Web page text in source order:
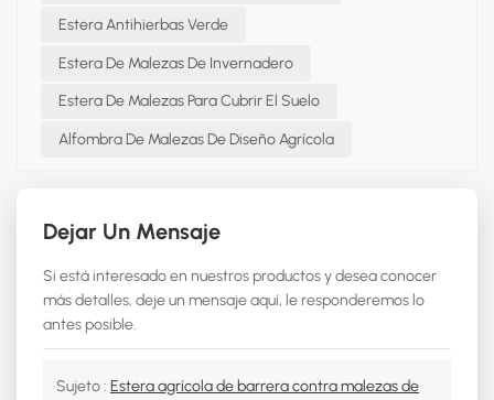
Estera Antihierbas Verde
Estera De Malezas De Invernadero
Estera De Malezas Para Cubrir El Suelo
Alfombra De Malezas De Diseño Agrícola
Dejar Un Mensaje
Si está interesado en nuestros productos y desea conocer
más detalles, deje un mensaje aquí, le responderemos lo
antes posible.
Sujeto : Estera agrícola de barrera contra malezas de